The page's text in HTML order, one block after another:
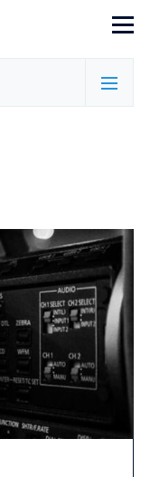
Menu